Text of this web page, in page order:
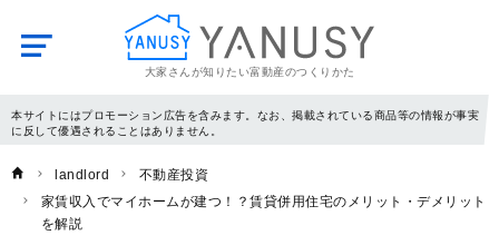
大家さんが知りたい富動産のつくりかた
YANUSY
本サイトにはプロモーション広告を含みます。なお、掲載されている商品等の情報が事実
に反して優遇されることはありません。
landlord
不動産投資
家賃収入でマイホームが建つ！？賃貸併用住宅のメリット・デメリット
を解説